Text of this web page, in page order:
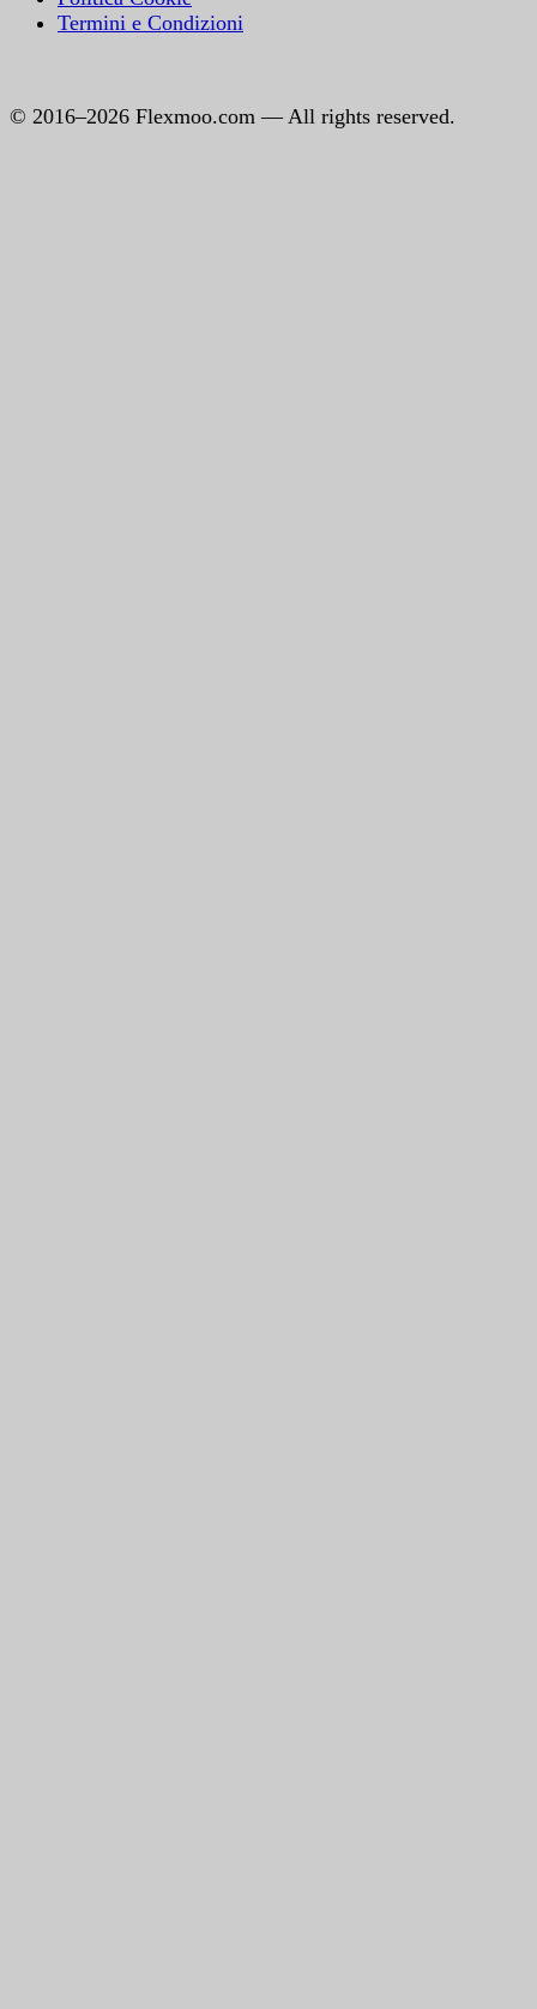
Termini e Condizioni
© 2016–2026 Flexmoo.com — All rights reserved.